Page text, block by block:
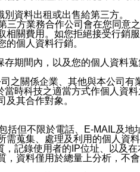
資料出租或出售給第三方。
方業務合作公司會在您同意
關費用。如您拒絕接受行
個人資料行銷。
期間內，以及您的個人資料
之關係企業、其他與本公司有
時科技之適當方式作個人資
其合作對象。
括但不限於電話、E-MAIL及
蒐集、處理及利用的個人資料
記錄使用者的IP位址、以及
資料僅用於總量上分析，不會